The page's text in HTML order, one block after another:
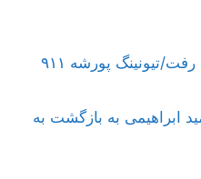
منصوری به سراغ پورشه رفت/تیونینگ پورشه ۹۱۱
ابراهیمی به بازگشت به